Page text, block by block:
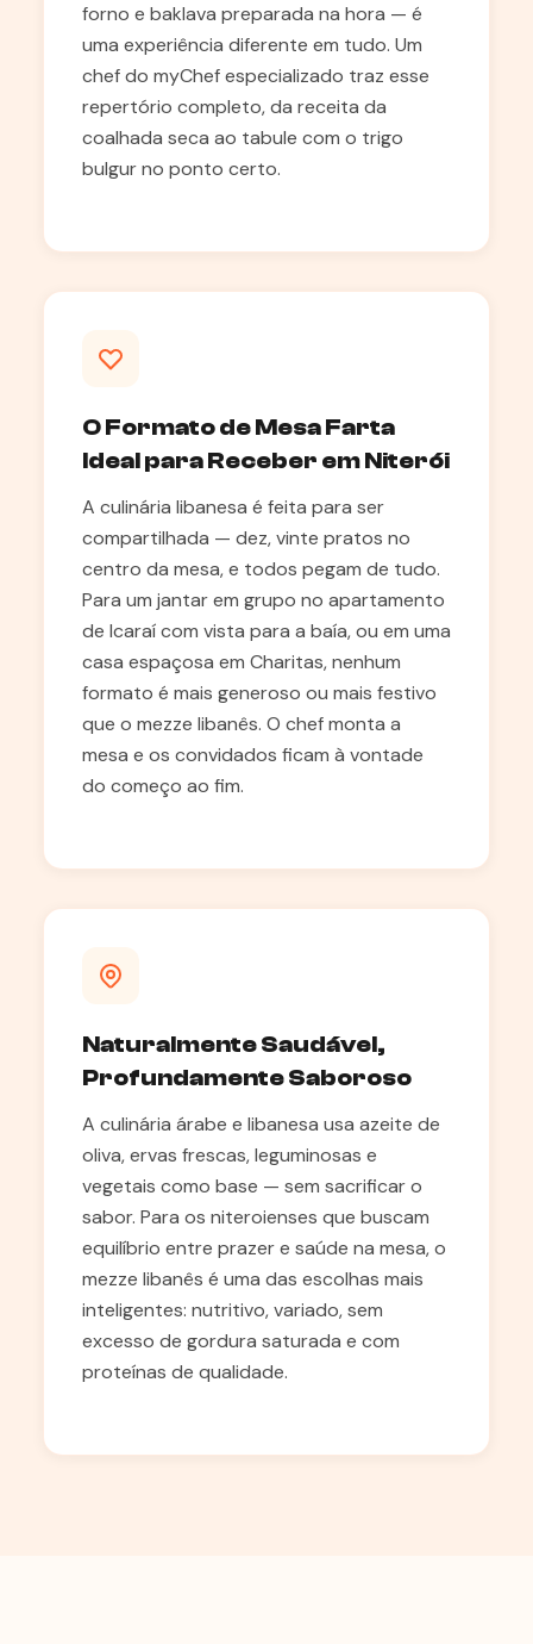
forno e baklava preparada na hora — é
uma experiência diferente em tudo. Um
chef do myChef especializado traz esse
repertório completo, da receita da
coalhada seca ao tabule com o trigo
bulgur no ponto certo.
O Formato de Mesa Farta
Ideal para Receber em Niterói
A culinária libanesa é feita para ser
compartilhada — dez, vinte pratos no
centro da mesa, e todos pegam de tudo.
Para um jantar em grupo no apartamento
de Icaraí com vista para a baía, ou em uma
casa espaçosa em Charitas, nenhum
formato é mais generoso ou mais festivo
que o mezze libanês. O chef monta a
mesa e os convidados ficam à vontade
do começo ao fim.
Naturalmente Saudável,
Profundamente Saboroso
A culinária árabe e libanesa usa azeite de
oliva, ervas frescas, leguminosas e
vegetais como base — sem sacrificar o
sabor. Para os niteroienses que buscam
equilíbrio entre prazer e saúde na mesa, o
mezze libanês é uma das escolhas mais
inteligentes: nutritivo, variado, sem
excesso de gordura saturada e com
proteínas de qualidade.